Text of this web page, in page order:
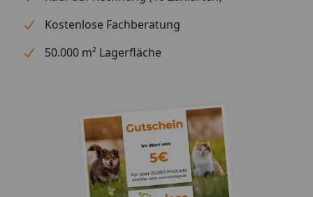
Kostenlose Fachberatung
50.000 m² Lagerfläche